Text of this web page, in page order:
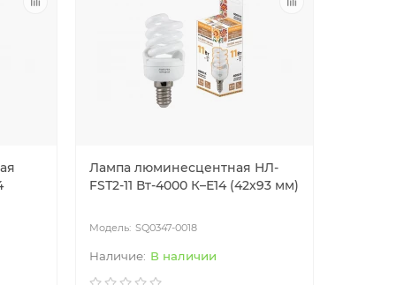
Лампа люминесцентная НЛ-
FSТ2-11 Вт-4000 К–Е14 (42х93 мм)
SQ0347-0018
В наличии